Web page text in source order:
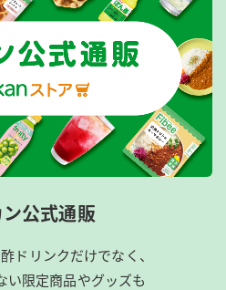
公式通販
ドリンクだけでなく、
い限定商品やグッズも